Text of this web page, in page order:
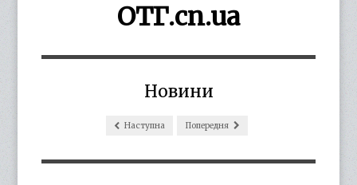
ОТГ.cn.ua
Новини
Наступна Попередня